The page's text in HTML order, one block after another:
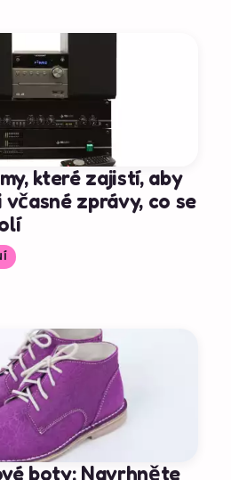
které zajistí, aby
zprávy, co se
boty: Navrhněte